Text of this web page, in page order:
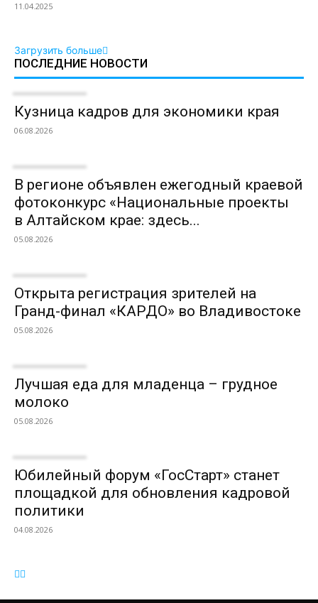
11.04.2025
Загрузить больше
ПОСЛЕДНИЕ НОВОСТИ
Кузница кадров для экономики края
06.08.2026
В регионе объявлен ежегодный краевой
фотоконкурс «Национальные проекты
в Алтайском крае: здесь...
05.08.2026
Открыта регистрация зрителей на
Гранд-финал «КАРДО» во Владивостоке
05.08.2026
Лучшая еда для младенца – грудное
молоко
05.08.2026
Юбилейный форум «ГосСтарт» станет
площадкой для обновления кадровой
политики
04.08.2026